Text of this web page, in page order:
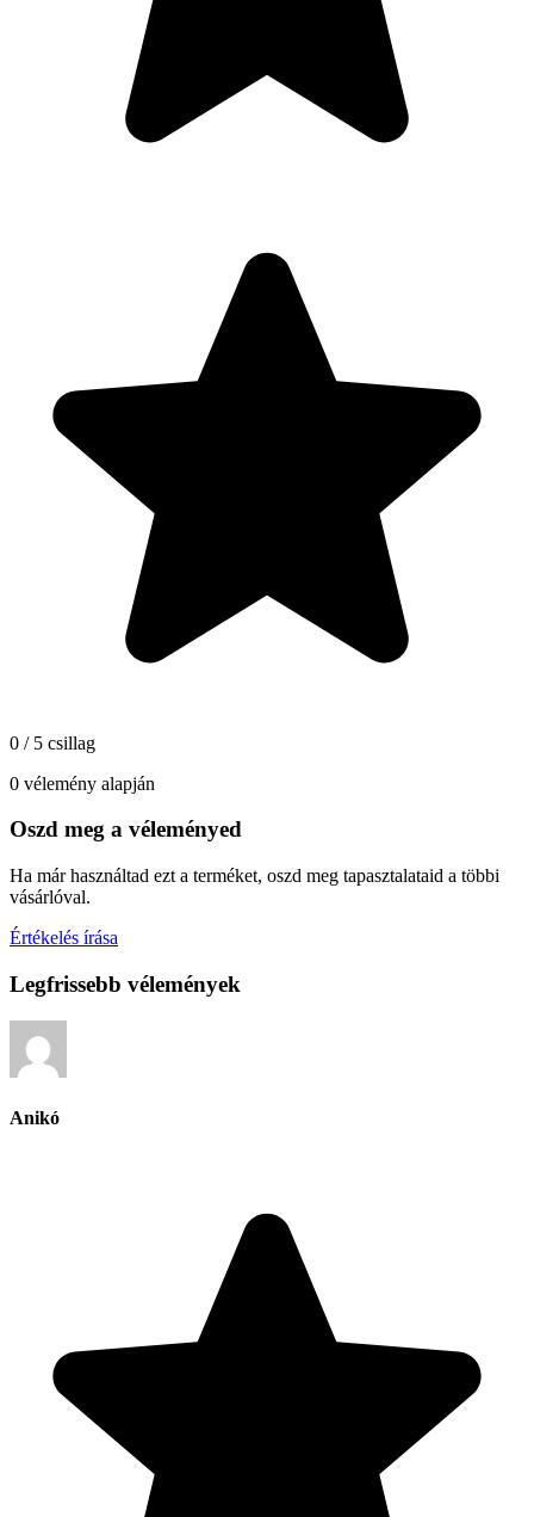
0 / 5 csillag
0 vélemény alapján
Oszd meg a véleményed
Ha már használtad ezt a terméket, oszd meg tapasztalataid a többi
vásárlóval.
Értékelés írása
Legfrissebb vélemények
Anikó